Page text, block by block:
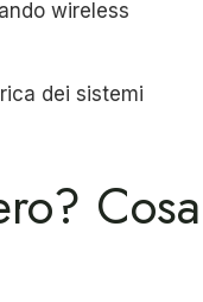
wireless
dei sistemi
Cosa